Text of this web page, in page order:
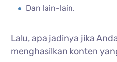
Dan lain-lain.
Lalu, apa jadinya jika
menghasilkan konten